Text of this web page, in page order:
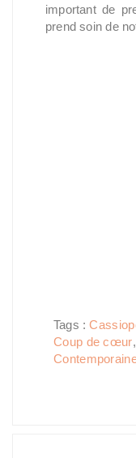
important de
prend soin de
Tags :
Coup de cœur